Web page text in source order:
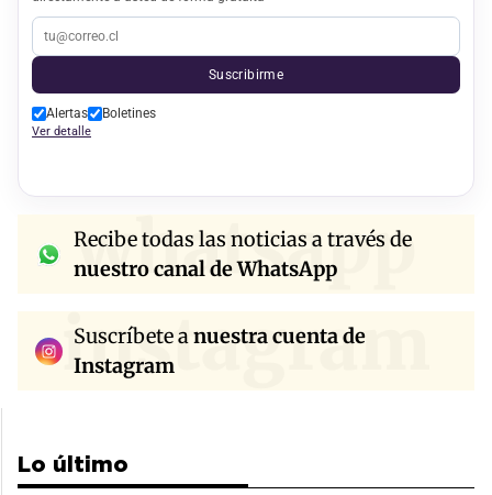
Suscribirme
Alertas Boletines
Ver detalle
whatsapp
Recibe todas las noticias a través de
nuestro canal de WhatsApp
instagram
Suscríbete anuestra cuenta de
Instagram
Lo último